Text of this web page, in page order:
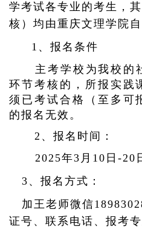
学考试各专业的考生，
核）均由重庆文理学院
1、报名条件
主考学校为我校的
环节考核的，所报实践
须已考试合格（至多可
的报名无效。
2、报名时间：
2025年3月10日-20
3、报名方式：
加王老师微信
证号、联系电话、报考